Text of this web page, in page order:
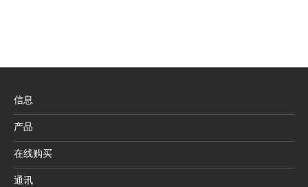
信息
产品
在线购买
通讯